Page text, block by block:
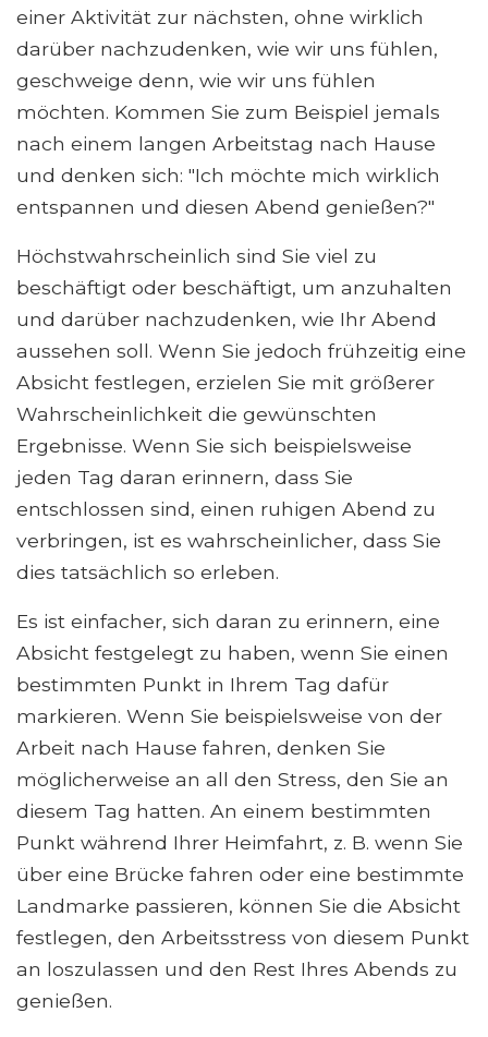
einer Aktivität zur nächsten, ohne wirklich
darüber nachzudenken, wie wir uns fühlen,
geschweige denn, wie wir uns fühlen
möchten. Kommen Sie zum Beispiel jemals
nach einem langen Arbeitstag nach Hause
und denken sich: "Ich möchte mich wirklich
entspannen und diesen Abend genießen?"
Höchstwahrscheinlich sind Sie viel zu
beschäftigt oder beschäftigt, um anzuhalten
und darüber nachzudenken, wie Ihr Abend
aussehen soll. Wenn Sie jedoch frühzeitig eine
Absicht festlegen, erzielen Sie mit größerer
Wahrscheinlichkeit die gewünschten
Ergebnisse. Wenn Sie sich beispielsweise
jeden Tag daran erinnern, dass Sie
entschlossen sind, einen ruhigen Abend zu
verbringen, ist es wahrscheinlicher, dass Sie
dies tatsächlich so erleben.
Es ist einfacher, sich daran zu erinnern, eine
Absicht festgelegt zu haben, wenn Sie einen
bestimmten Punkt in Ihrem Tag dafür
markieren. Wenn Sie beispielsweise von der
Arbeit nach Hause fahren, denken Sie
möglicherweise an all den Stress, den Sie an
diesem Tag hatten. An einem bestimmten
Punkt während Ihrer Heimfahrt, z. B. wenn Sie
über eine Brücke fahren oder eine bestimmte
Landmarke passieren, können Sie die Absicht
festlegen, den Arbeitsstress von diesem Punkt
an loszulassen und den Rest Ihres Abends zu
genießen.